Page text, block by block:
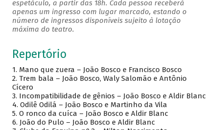
espetáculo, a partir das 18h. Cada pessoa receberá
apenas um ingresso com lugar marcado, estando o
número de ingressos disponíveis sujeito à lotação
máxima do teatro.
Repertório
1. Mano que zuera – João Bosco e Francisco Bosco
2. Trem bala – João Bosco, Waly Salomão e Antônio
Cícero
3. Incompatibilidade de gênios – João Bosco e Aldir Blanc
4. Odilê Odilá – João Bosco e Martinho da Vila
5. O ronco da cuíca – João Bosco e Aldir Blanc
6. João do Pulo – João Bosco e Aldir Blanc